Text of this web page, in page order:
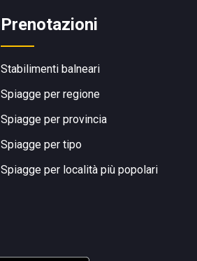
Prenotazioni
Stabilimenti balneari
Spiagge per regione
Spiagge per provincia
Spiagge per tipo
Spiagge per località più popolari